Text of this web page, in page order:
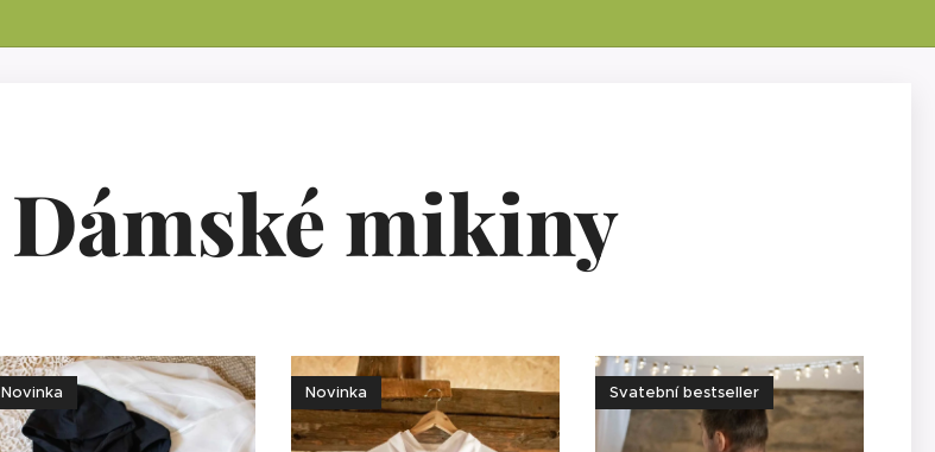
Dámské mikiny
Novinka Novinka Svatební bestseller